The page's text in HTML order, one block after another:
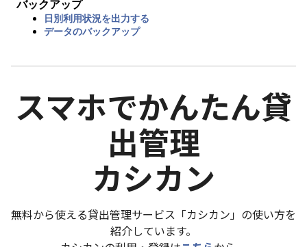
バックアップ
日別利用状況を出力する
データのバックアップ
スマホでかんたん貸
出管理
カシカン
無料から使える貸出管理サービス「カシカン」の使い方を
紹介しています。